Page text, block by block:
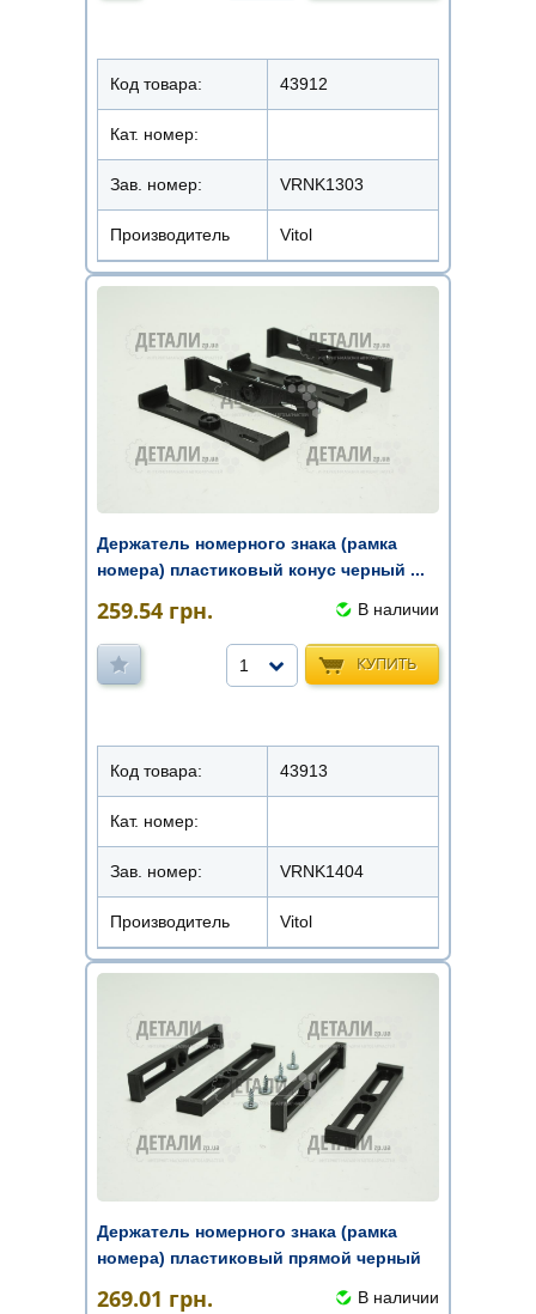
Код товара: 43912
Кат. номер:
Зав. номер: VRNK1303
Производитель Vitol
Держатель номерного знака (рамка
номера) пластиковый конус черный ...
259.54 грн. В наличии
КУПИТЬ
1
Код товара: 43913
Кат. номер:
Зав. номер: VRNK1404
Производитель Vitol
Держатель номерного знака (рамка
номера) пластиковый прямой черный
269.01 грн. В наличии